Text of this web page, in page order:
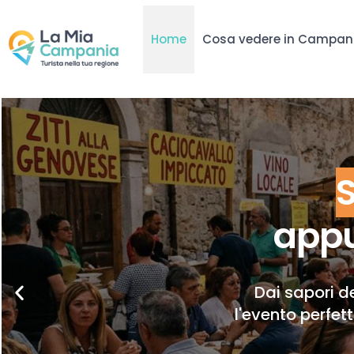
Home Cosa vedere in
Dai sapori
l'evento